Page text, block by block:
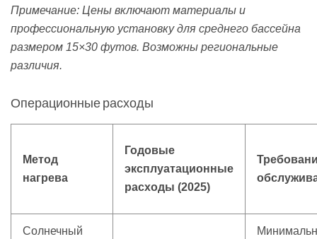
Примечание: Цены включают материалы и
профессиональную установку для среднего бассейна
размером 15×30 футов. Возможны региональные
различия.
Операционные расходы
Метод
нагрева
Годовые
эксплуатационные
расходы (2025)
Солнечный